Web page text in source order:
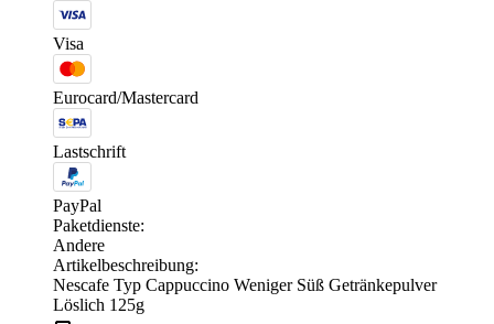
Visa
Eurocard/Mastercard
Lastschrift
PayPal
Paketdienste:
Andere
Artikelbeschreibung:
Nescafe Typ Cappuccino Weniger Süß Getränkepulver
Löslich 125g